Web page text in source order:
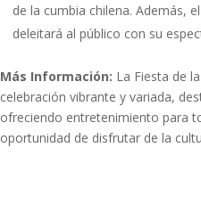
de la cumbia chilena. Además,
deleitará al público con su
Más Información: La Fiesta de
celebración vibrante y variada,
ofreciendo entretenimiento para
oportunidad de disfrutar de la